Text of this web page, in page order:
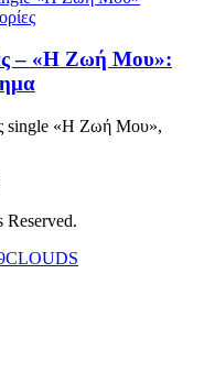
– «Η Ζωή Μου»:
single «Η Ζωή Μου»,